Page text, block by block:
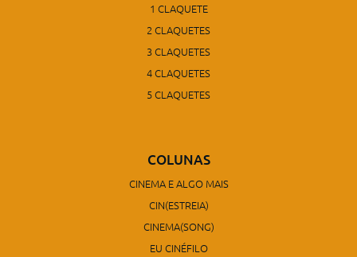
1 CLAQUETE
2 CLAQUETES
3 CLAQUETES
4 CLAQUETES
5 CLAQUETES
COLUNAS
CINEMA E ALGO MAIS
CIN(ESTREIA)
CINEMA(SONG)
EU CINÉFILO